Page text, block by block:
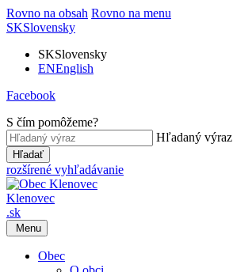
Rovno na obsah Rovno na menu
SKSlovensky
SKSlovensky
ENEnglish
Facebook
S čím pomôžeme?
Hľadaný výraz
Hľadať
rozšírené vyhľadávanie
Klenovec
.sk
Menu
Obec